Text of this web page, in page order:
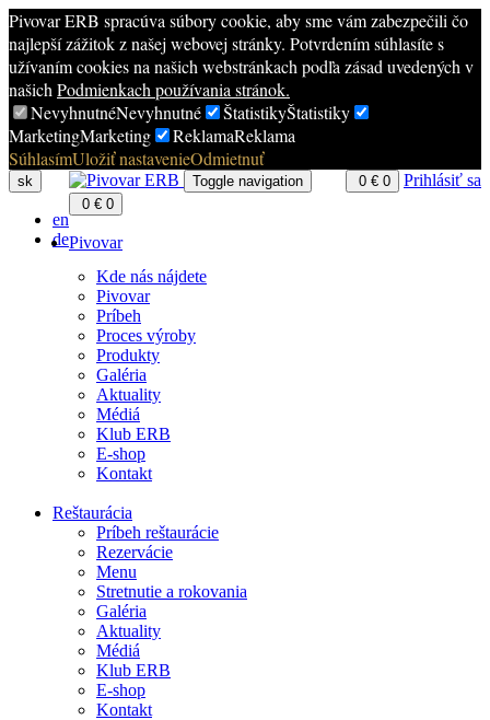
Pivovar ERB spracúva súbory cookie, aby sme vám zabezpečili čo
najlepší zážitok z našej webovej stránky. Potvrdením súhlasíte s
užívaním cookies na našich webstránkach podľa zásad uvedených v
našich Podmienkach používania stránok.
NevyhnutnéNevyhnutné ŠtatistikyŠtatistiky
MarketingMarketing ReklamaReklama
SúhlasímUložiť nastavenieOdmietnuť
sk
en
de
0 € 0 Prihlásiť sa
Toggle navigation
0 € 0
Pivovar
Kde nás nájdete
Pivovar
Príbeh
Proces výroby
Produkty
Galéria
Aktuality
Médiá
Klub ERB
E-shop
Kontakt
Reštaurácia
Príbeh reštaurácie
Rezervácie
Menu
Stretnutie a rokovania
Galéria
Aktuality
Médiá
Klub ERB
E-shop
Kontakt